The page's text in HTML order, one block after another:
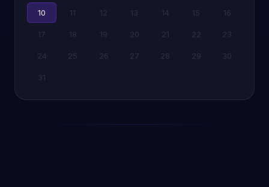
10 11 12 13 14 15 16
17 18 19 20 21 22 23
24 25 26 27 28 29 30
31